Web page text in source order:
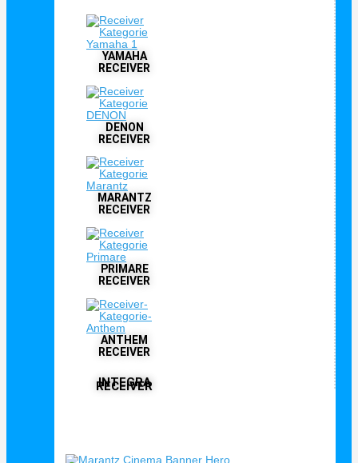
YAMAHA
RECEIVER
DENON
RECEIVER
MARANTZ
RECEIVER
PRIMARE
RECEIVER
ANTHEM
RECEIVER
INTEGRA
RECEIVER